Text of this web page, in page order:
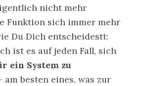
nicht mehr
Funktion sich immer mehr
Du Dich entscheidestt:
ist es auf jeden Fall, sich
ein System zu
am besten eines, was zur